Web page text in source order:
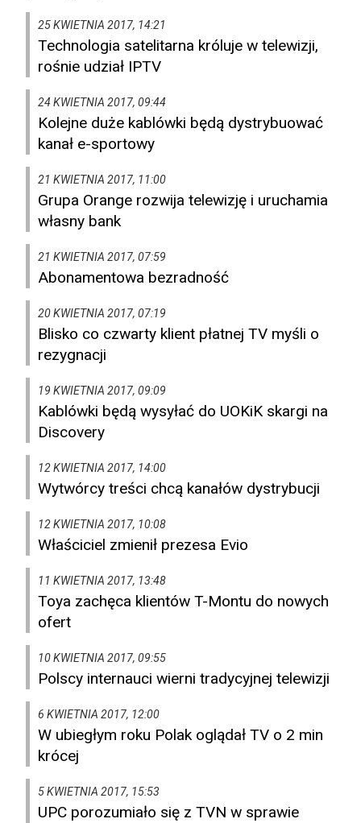
25 KWIETNIA 2017, 14:21
Technologia satelitarna króluje w telewizji,
rośnie udział IPTV
24 KWIETNIA 2017, 09:44
Kolejne duże kablówki będą dystrybuować
kanał e-sportowy
21 KWIETNIA 2017, 11:00
Grupa Orange rozwija telewizję i uruchamia
własny bank
21 KWIETNIA 2017, 07:59
Abonamentowa bezradność
20 KWIETNIA 2017, 07:19
Blisko co czwarty klient płatnej TV myśli o
rezygnacji
19 KWIETNIA 2017, 09:09
Kablówki będą wysyłać do UOKiK skargi na
Discovery
12 KWIETNIA 2017, 14:00
Wytwórcy treści chcą kanałów dystrybucji
12 KWIETNIA 2017, 10:08
Właściciel zmienił prezesa Evio
11 KWIETNIA 2017, 13:48
Toya zachęca klientów T-Montu do nowych
ofert
10 KWIETNIA 2017, 09:55
Polscy internauci wierni tradycyjnej telewizji
6 KWIETNIA 2017, 12:00
W ubiegłym roku Polak oglądał TV o 2 min
krócej
5 KWIETNIA 2017, 15:53
UPC porozumiało się z TVN w sprawie